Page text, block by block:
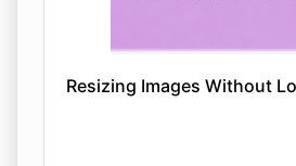
Resizing Images Without